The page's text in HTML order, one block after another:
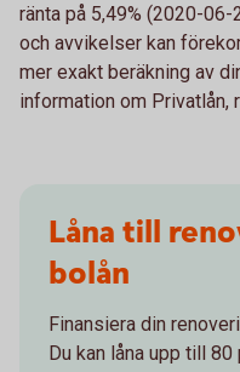
ränta på 5,49% (2020-
och avvikelser kan
mer exakt beräkning av
information om Privatlån,
Låna till
bolån
Finansiera din
Du kan låna upp till